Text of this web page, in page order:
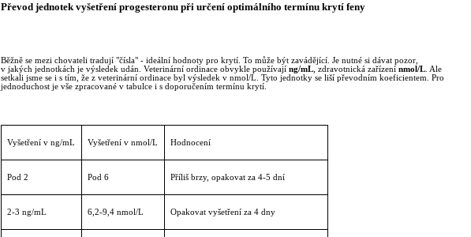
Převod jednotek vyšetření progesteronu při určení optimálního termínu krytí feny
Běžně se mezi chovateli tradují "čísla" - ideální hodnoty pro krytí. To může být zavádějící. Je nutné si dávat pozor,
v jakých jednotkách je výsledek udán. Veterinární ordinace obvykle používají ng/mL , zdravotnická zařízení nmol/L . Ale
setkali jsme se i s tím, že z veterinární ordinace byl výsledek v nmol/L. Tyto jednotky se liší převodním koeficientem. Pro
jednoduchost je vše zpracované v tabulce i s doporučením termínu krytí.
Vyšetření v ng/mL Vyšetření v nmol/L Hodnocení
Pod 2 Pod 6 Příliš brzy, opakovat za 4-5 dní
2-3 ng/mL 6,2-9,4 nmol/L Opakovat vyšetření za 4 dny